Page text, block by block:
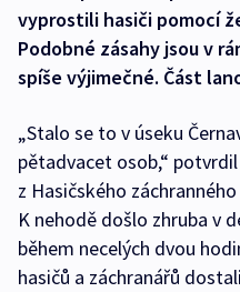
vyprostili hasiči pomocí
Podobné zásahy jsou v
spíše výjimečné. Část
„Stalo se to v úseku
pětadvacet osob,“
z Hasičského
K nehodě došlo zhruba v
během necelých dvou
hasičů a záchranářů